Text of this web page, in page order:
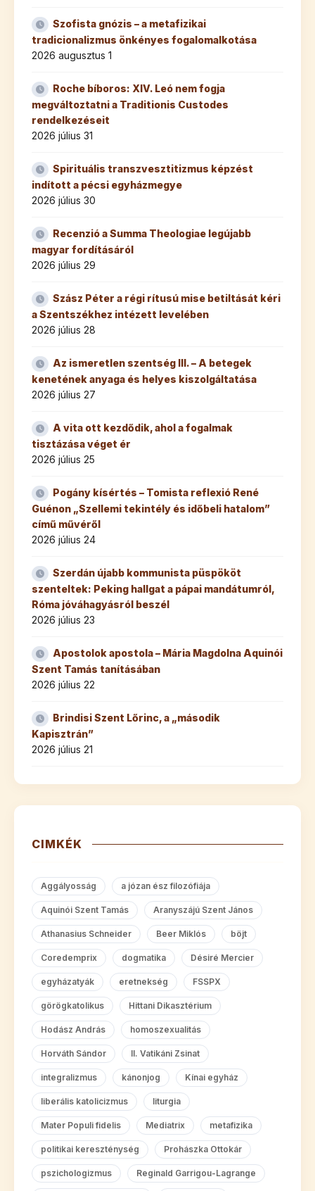
Szofista gnózis – a metafizikai
tradicionalizmus önkényes fogalomalkotása
2026 augusztus 1
Roche bíboros: XIV. Leó nem fogja
megváltoztatni a Traditionis Custodes
rendelkezéseit
2026 július 31
Spirituális transzvesztitizmus képzést
indított a pécsi egyházmegye
2026 július 30
Recenzió a Summa Theologiae legújabb
magyar fordításáról
2026 július 29
Szász Péter a régi rítusú mise betiltását kéri
a Szentszékhez intézett levelében
2026 július 28
Az ismeretlen szentség III. – A betegek
kenetének anyaga és helyes kiszolgáltatása
2026 július 27
A vita ott kezdődik, ahol a fogalmak
tisztázása véget ér
2026 július 25
Pogány kísértés – Tomista reflexió René
Guénon „Szellemi tekintély és időbeli hatalom”
című művéről
2026 július 24
Szerdán újabb kommunista püspököt
szenteltek: Peking hallgat a pápai mandátumról,
Róma jóváhagyásról beszél
2026 július 23
Apostolok apostola – Mária Magdolna Aquinói
Szent Tamás tanításában
2026 július 22
Brindisi Szent Lőrinc, a „második
Kapisztrán”
2026 július 21
CIMKÉK
Aggályosság a józan ész filozófiája
Aquinói Szent Tamás Aranyszájú Szent János
Athanasius Schneider Beer Miklós böjt
Coredemprix dogmatika Désiré Mercier
egyházatyák eretnekség FSSPX
görögkatolikus Hittani Dikasztérium
Hodász András homoszexualitás
Horváth Sándor II. Vatikáni Zsinat
integralizmus kánonjog Kínai egyház
liberális katolicizmus liturgia
Mater Populi fidelis Mediatrix metafizika
politikai kereszténység Prohászka Ottokár
pszichologizmus Reginald Garrigou-Lagrange